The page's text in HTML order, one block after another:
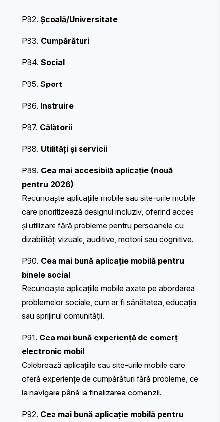
P82. Școală/Universitate
P83. Cumpărături
P84. Social
P85. Sport
P86. Instruire
P87. Călătorii
P88. Utilități și servicii
P89. Cea mai accesibilă aplicație (nouă
pentru 2026)
Recunoaște aplicațiile mobile sau site-urile mobile
care prioritizează designul incluziv, oferind acces
și utilizare fără probleme pentru persoanele cu
dizabilități vizuale, auditive, motorii sau cognitive.
P90. Cea mai bună aplicație mobilă pentru
binele social
Recunoaște aplicațiile mobile axate pe abordarea
problemelor sociale, cum ar fi sănătatea, educația
sau sprijinul comunității.
P91. Cea mai bună experiență de comerț
electronic mobil
Celebrează aplicațiile sau site-urile mobile care
oferă experiențe de cumpărături fără probleme, de
la navigare până la finalizarea comenzii.
P92. Cea mai bună aplicație mobilă pentru